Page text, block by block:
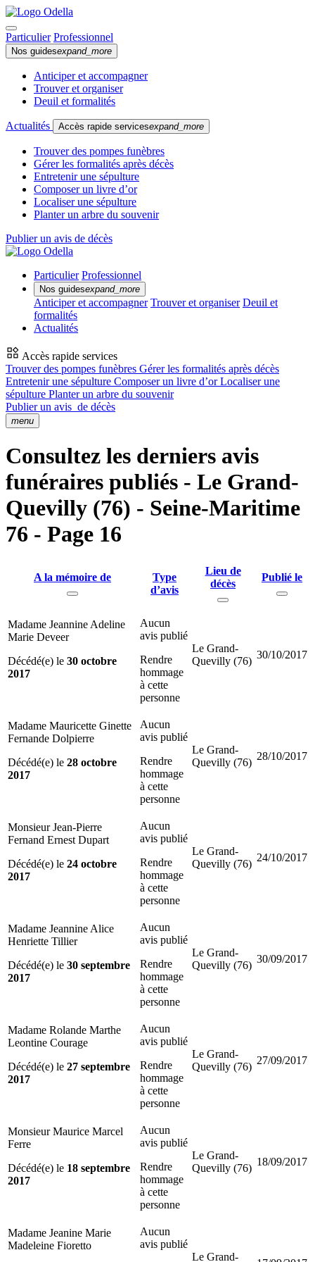
Particulier Professionnel
Nos guidesexpand_more
Anticiper et accompagner
Trouver et organiser
Deuil et formalités
Actualités Accès rapide servicesexpand_more
Trouver des pompes funèbres
Gérer les formalités après décès
Entretenir une sépulture
Composer un livre d’or
Localiser une sépulture
Planter un arbre du souvenir
Publier un avis de décès
Particulier Professionnel
Nos guidesexpand_more
Anticiper et accompagner Trouver et organiser Deuil et
formalités
Actualités
Accès rapide services
Trouver des pompes funèbres Gérer les formalités après décès
Entretenir une sépulture Composer un livre d’orLocaliser une
sépulture Planter un arbre du souvenir
Publier un avis de décès
menu
Consultez les derniers avis
funéraires publiés - Le Grand-
Quevilly (76) - Seine-Maritime
76 - Page 16
A la mémoire de
Type
d’avis
Lieu de
décès
Publié le
Madame Jeannine Adeline
Marie Deveer
Décédé(e) le 30 octobre
2017
Aucun
avis publié
Rendre
hommage
à cette
personne
Le Grand-
Quevilly (76)
30/10/2017
Madame Mauricette Ginette
Fernande Dolpierre
Décédé(e) le 28 octobre
2017
Aucun
avis publié
Rendre
hommage
à cette
personne
Le Grand-
Quevilly (76)
28/10/2017
Monsieur Jean-Pierre
Fernand Ernest Dupart
Décédé(e) le 24 octobre
2017
Aucun
avis publié
Rendre
hommage
à cette
personne
Le Grand-
Quevilly (76)
24/10/2017
Madame Jeannine Alice
Henriette Tillier
Décédé(e) le 30 septembre
2017
Aucun
avis publié
Rendre
hommage
à cette
personne
Le Grand-
Quevilly (76)
30/09/2017
Madame Rolande Marthe
Leontine Courage
Décédé(e) le 27 septembre
2017
Aucun
avis publié
Rendre
hommage
à cette
personne
Le Grand-
Quevilly (76)
27/09/2017
Monsieur Maurice Marcel
Ferre
Décédé(e) le 18 septembre
2017
Aucun
avis publié
Rendre
hommage
à cette
personne
Le Grand-
Quevilly (76)
18/09/2017
Madame Jeanine Marie
Madeleine Fioretto
Aucun
avis publié
Le Grand-